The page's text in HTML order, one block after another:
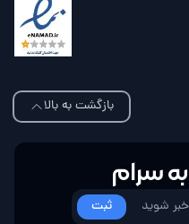
بازگشت به بالا
به سرام
ثبت